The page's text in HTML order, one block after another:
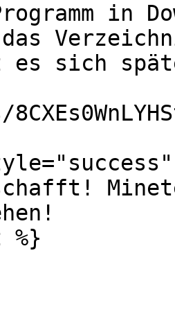
in
es sich